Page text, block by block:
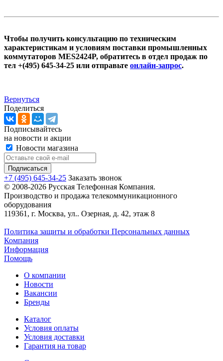
Чтобы получить консультацию по техническим
характеристикам и условиям поставки промышленных
коммутаторов MES2424P, обратитесь в отдел продаж по
тел +(495) 645-34-25 или отправьте онлайн-запрос.
Вернуться
Поделиться
Подписывайтесь
на новости и акции
Новости магазина
+7 (495) 645-34-25 Заказать звонок
© 2008-2026 Русская Телефонная Компания.
Производство и продажа телекоммуникационного
оборудования
119361, г. Москва, ул.. Озерная, д. 42, этаж 8
Политика защиты и обработки Персональных данных
Компания
Информация
Помощь
О компании
Новости
Вакансии
Бренды
Каталог
Условия оплаты
Условия доставки
Гарантия на товар